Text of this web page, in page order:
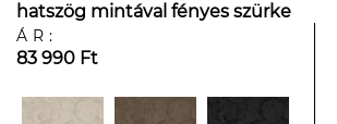
hatszög mintával fényes szürke
színben
ÁR:
83 990 Ft